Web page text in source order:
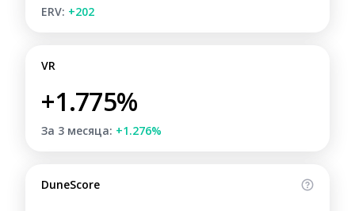
ERV: +202
VR
+1.775%
За 3 месяца: +1.276%
DuneScore